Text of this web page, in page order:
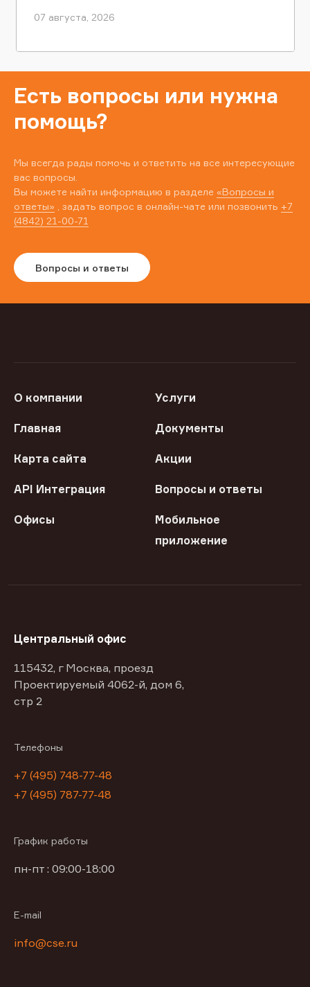
07 августа, 2026
Есть вопросы или нужна
помощь?
Мы всегда рады помочь и ответить на все интересующие
вас вопросы.
Вы можете найти информацию в разделе «Вопросы и
ответы» , задать вопрос в онлайн-чате или позвонить +7
(4842) 21-00-71
Вопросы и ответы
О компании Услуги
Главная Документы
Карта сайта Акции
API Интеграция Вопросы и ответы
Офисы
Мобильное
приложение
Центральный офис
115432, г Москва, проезд
Проектируемый 4062-й, дом 6,
стр 2
Телефоны
+7 (495) 748-77-48
+7 (495) 787-77-48
График работы
пн-пт : 09:00-18:00
E-mail
info@cse.ru